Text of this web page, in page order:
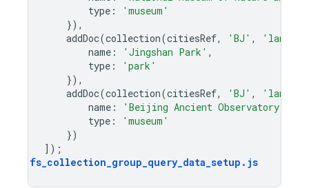
type :
'museum'
}),
addDoc(collection(citiesRef, 'BJ' ,
name : 'Jingshan Park' ,
type :
'park'
}),
addDoc(collection(citiesRef, 'BJ' ,
name : 'Beijing Ancient Observatory'
type :
'museum'
})
]);
fs_collection_group_query_data_setup . js